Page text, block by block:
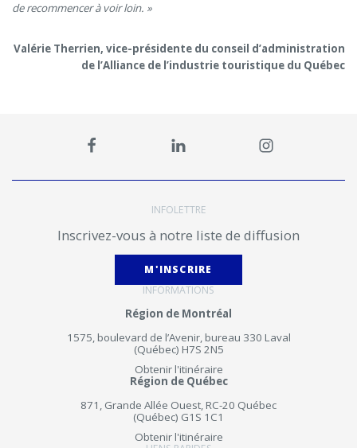
de recommencer à voir loin. »
Valérie Therrien, vice-présidente du conseil d’administration
de l’Alliance de l’industrie touristique du Québec
INFOLETTRE
Inscrivez-vous à notre liste de diffusion
M'INSCRIRE
INFORMATIONS
Région de Montréal
1575, boulevard de l’Avenir, bureau 330 Laval
(Québec) H7S 2N5
Obtenir l'itinéraire
Région de Québec
871, Grande Allée Ouest, RC-20 Québec
(Québec) G1S 1C1
Obtenir l'itinéraire